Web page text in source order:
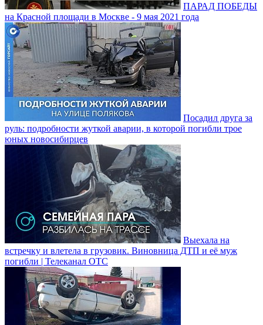
ПАРАД ПОБЕДЫ
на Красной площади в Москве - 9 мая 2021 года
Посадил друга за
руль: подробности жуткой аварии, в которой погибли трое
юных новосибирцев
Выехала на
встречку и влетела в грузовик. Виновница ДТП и её муж
погибли | Телеканал ОТС